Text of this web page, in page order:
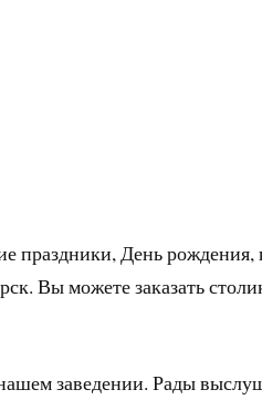
праздники, День рождения,
Вы можете заказать
заведении. Рады